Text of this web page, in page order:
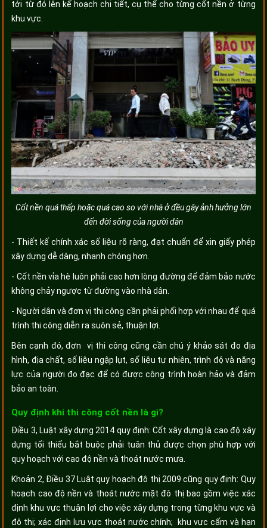
tới từ đó lên kế hoạch chi tiết, cụ thể cho từng cốt nền ở từng
khu vực.
Cốt nền quá thấp hoặc quá cao so với nhà ở đều gây ảnh hưởng lớn
đến đời sống của người dân
- Thiết kế chính xác số liệu rõ ràng, đạt chuẩn để xin giấy phép
xây dựng dễ dàng, nhanh chóng hơn.
- Cốt nền vỉa hè luôn phải cao hơn lòng đường để đảm bảo nước
không chảy ngược từ đường vào nhà dân.
- Người dân và đơn vị thi công cần phải phối hợp với nhau để quá
trình thi công diễn ra suôn sẻ, thuận lợi.
Bên cạnh đó, đơn vị thi công cũng cần chú ý khảo sát đo địa
hình, địa chất, số liệu ngập lụt, số liệu tự nhiên, trình độ và năng
lực của người đo đạc để có được công trình hoàn hảo và đảm
bảo an toàn.
Quy định khi thi công cốt nền là gì?
Điều 3, Luật xây dựng 2014 quy định: Cốt xây dựng là cao độ xây
dựng tối thiểu bắt buộc phải tuân thủ được chọn phù hợp với
quy hoạch với cao độ nền và thoát nước mưa.
Khoản 2, Điều 37 Luật quy hoạch đô thị 2009 cũng quy định: Quy
hoạch cao độ nền và thoát nước mặt đô thị bao gồm việc xác
định khu vực thuận lợi cho việc xây dựng trong từng khu vực và
đô thị; xác định lưu vực thoát nước chính; khu vực cấm và hạn